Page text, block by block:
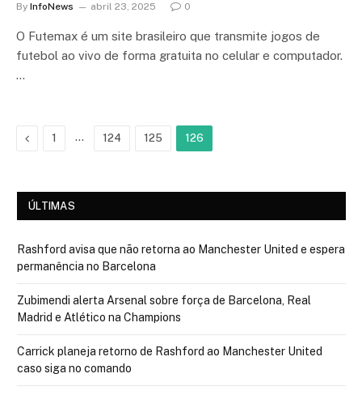
By InfoNews abril 23, 2025 0
O Futemax é um site brasileiro que transmite jogos de
futebol ao vivo de forma gratuita no celular e computador.
…
Previous
1 … 124 125 126
ÚLTIMAS
Rashford avisa que não retorna ao Manchester United e espera
permanência no Barcelona
Zubimendi alerta Arsenal sobre força de Barcelona, Real
Madrid e Atlético na Champions
Carrick planeja retorno de Rashford ao Manchester United
caso siga no comando